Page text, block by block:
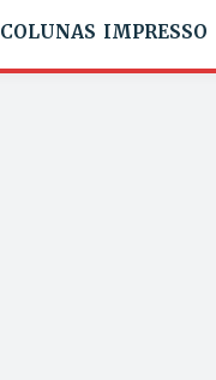
COLUNAS IMPRESSO